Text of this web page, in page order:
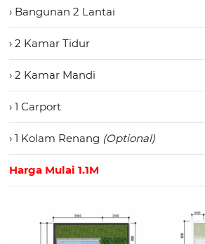
› Bangunan 2 Lantai
› 2 Kamar Tidur
› 2 Kamar Mandi
› 1 Carport
› 1 Kolam Renang (Optional)
Harga Mulai 1.1M